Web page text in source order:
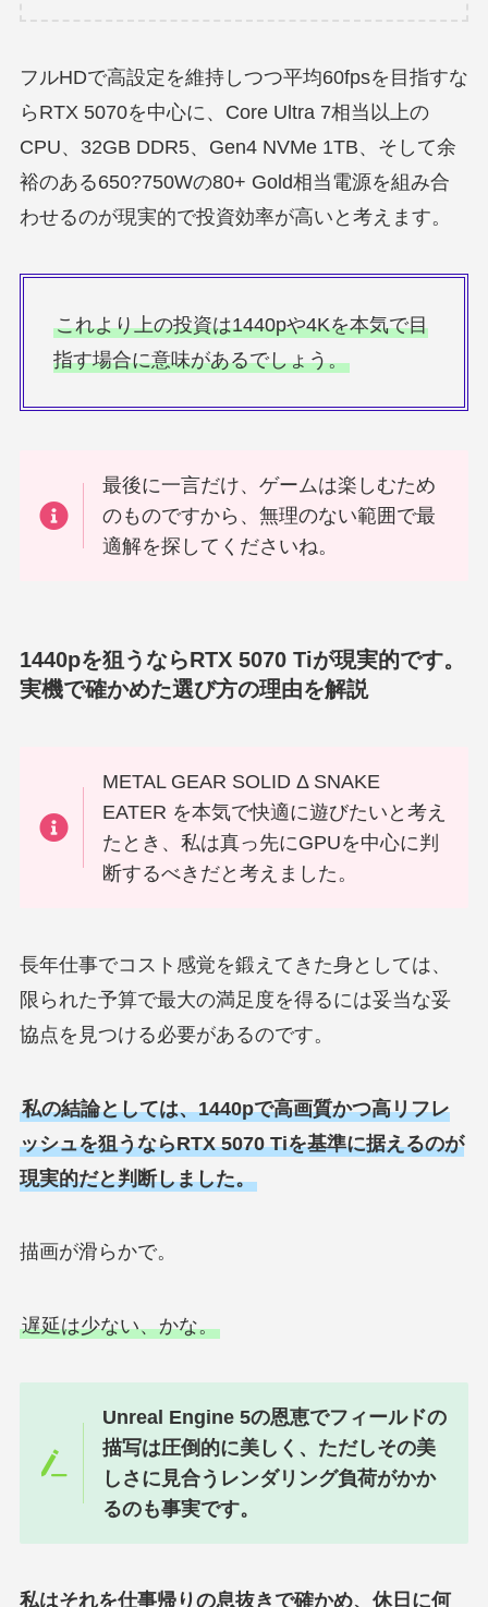
フルHDで高設定を維持しつつ平均60fpsを目指すな
らRTX 5070を中心に、Core Ultra 7相当以上の
CPU、32GB DDR5、Gen4 NVMe 1TB、そして余
裕のある650?750Wの80+ Gold相当電源を組み合
わせるのが現実的で投資効率が高いと考えます。
これより上の投資は1440pや4Kを本気で目
指す場合に意味があるでしょう。
最後に一言だけ、ゲームは楽しむため
のものですから、無理のない範囲で最
適解を探してくださいね。
1440pを狙うならRTX 5070 Tiが現実的です。
実機で確かめた選び方の理由を解説
METAL GEAR SOLID Δ SNAKE
EATER を本気で快適に遊びたいと考え
たとき、私は真っ先にGPUを中心に判
断するべきだと考えました。
長年仕事でコスト感覚を鍛えてきた身としては、
限られた予算で最大の満足度を得るには妥当な妥
協点を見つける必要があるのです。
私の結論としては、1440pで高画質かつ高リフレ
ッシュを狙うならRTX 5070 Tiを基準に据えるのが
現実的だと判断しました。
描画が滑らかで。
遅延は少ない、かな。
Unreal Engine 5の恩恵でフィールドの
描写は圧倒的に美しく、ただしその美
しさに見合うレンダリング負荷がかか
るのも事実です。
私はそれを仕事帰りの息抜きで確かめ、休日に何